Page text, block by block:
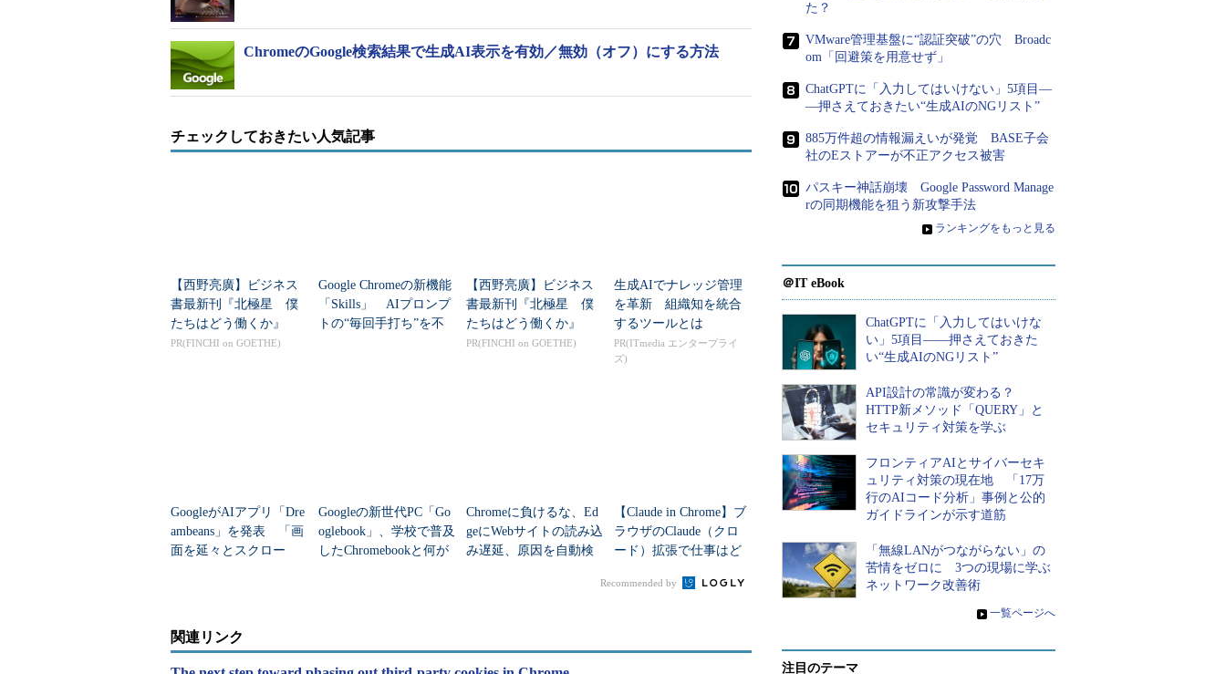
ChromeのGoogle検索結果で生成AI表示を有効／無効（オフ）にする方法
チェックしておきたい人気記事
【西野亮廣】ビジネス
書最新刊『北極星 僕
たちはどう働くか』
PR(FINCHI on GOETHE)
Google Chromeの新機能
「Skills」 AIプロンプ
トの“毎回手打ち”を不
【西野亮廣】ビジネス
書最新刊『北極星 僕
たちはどう働くか』
PR(FINCHI on GOETHE)
生成AIでナレッジ管理
を革新 組織知を統合
するツールとは
PR(ITmedia エンタープライ
ズ)
GoogleがAIアプリ「Dre
ambeans」を発表 「画
面を延々とスクロー
Googleの新世代PC「Go
oglebook」、学校で普及
したChromebookと何が
Chromeに負けるな、Ed
geにWebサイトの読み込
み遅延、原因を自動検
【Claude in Chrome】ブ
ラウザのClaude（クロ
ード）拡張で仕事はど
Recommended by
関連リンク
た？
VMware管理基盤に“認証突破”の穴 Broadc
om「回避策を用意せず」
ChatGPTに「入力してはいけない」5項目―
―押さえておきたい“生成AIのNGリスト”
885万件超の情報漏えいが発覚 BASE子会
社のEストアーが不正アクセス被害
パスキー神話崩壊 Google Password Manage
rの同期機能を狙う新攻撃手法
» ランキングをもっと見る
＠IT eBook
ChatGPTに「入力してはいけな
い」5項目――押さえておきた
い“生成AIのNGリスト”
API設計の常識が変わる？
HTTP新メソッド「QUERY」と
セキュリティ対策を学ぶ
フロンティアAIとサイバーセキ
ュリティ対策の現在地 「17万
行のAIコード分析」事例と公的
ガイドラインが示す道筋
「無線LANがつながらない」の
苦情をゼロに 3つの現場に学ぶ
ネットワーク改善術
» 一覧ページへ
注目のテーマ